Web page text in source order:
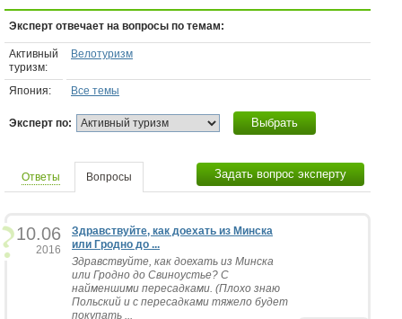
Эксперт отвечает на вопросы по темам:
Активный
туризм:
Велотуризм
Япония: Все темы
Эксперт по: Выбрать
Ответы Вопросы Задать вопрос эксперту
10.06
2016
Здравствуйте, как доехать из Минска
или Гродно до ...
Здравствуйте, как доехать из Минска
или Гродно до Свиноустье? С
найменшими пересадками. (Плохо знаю
Польский и с пересадками тяжело будет
покупать ...